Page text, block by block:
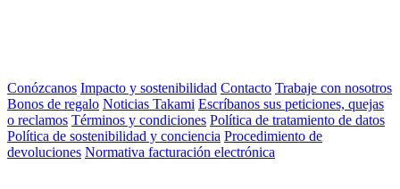
Conózcanos Impacto y sostenibilidad Contacto Trabaje con nosotros
Bonos de regalo Noticias Takami Escríbanos sus peticiones, quejas
o reclamos Términos y condiciones Política de tratamiento de datos
Política de sostenibilidad y conciencia Procedimiento de
devoluciones Normativa facturación electrónica